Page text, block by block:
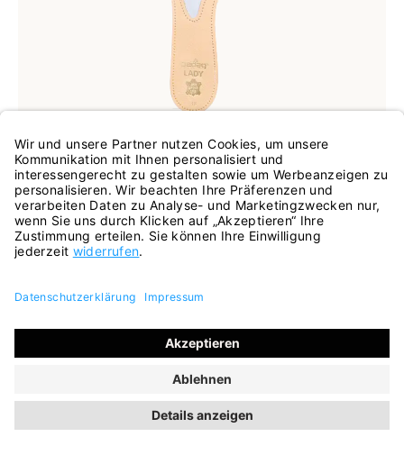
In vielen Größen verfügbar
Spreizfuß-Polster "Lady"
INKL. MWST.